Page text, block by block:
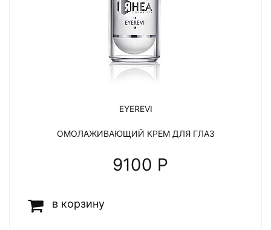
EYEREVI
ОМОЛАЖИВАЮЩИЙ КРЕМ ДЛЯ ГЛАЗ
9100 P
в корзину